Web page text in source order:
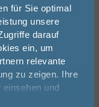
für Sie optimal
unsere
darauf
ein, um
relevante
zu zeigen. Ihre
einsehen und
unserem
Sie